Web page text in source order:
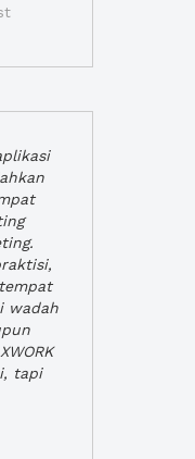
wadah
tapi